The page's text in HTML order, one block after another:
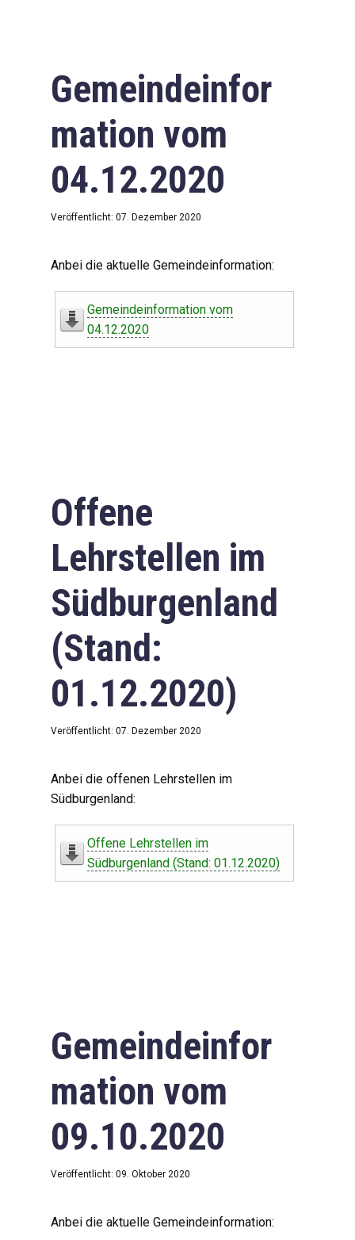
Gemeindeinfor
mation vom
04.12.2020
Veröffentlicht: 07. Dezember 2020
Anbei die aktuelle Gemeindeinformation:
Gemeindeinformation vom
04.12.2020
Offene
Lehrstellen im
Südburgenland
(Stand:
01.12.2020)
Veröffentlicht: 07. Dezember 2020
Anbei die offenen Lehrstellen im
Südburgenland:
Offene Lehrstellen im
Südburgenland (Stand: 01.12.2020)
Gemeindeinfor
mation vom
09.10.2020
Veröffentlicht: 09. Oktober 2020
Anbei die aktuelle Gemeindeinformation: